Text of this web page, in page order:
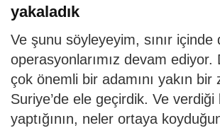
yakaladık
Ve şunu söyleyeyim, sınır içinde
operasyonlarımız devam ediyor.
çok önemli bir adamını yakın bir
Suriye’de ele geçirdik. Ve
yaptığının, neler ortaya